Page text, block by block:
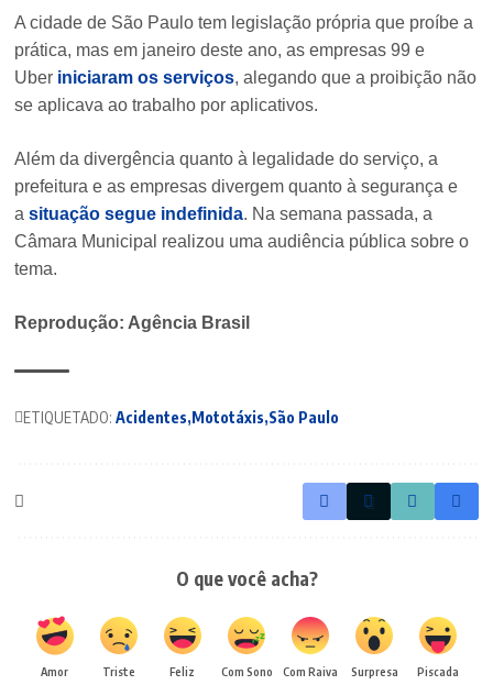
A cidade de São Paulo tem legislação própria que proíbe a
prática, mas em janeiro deste ano, as empresas 99 e
Uber iniciaram os serviços, alegando que a proibição não
se aplicava ao trabalho por aplicativos.
Além da divergência quanto à legalidade do serviço, a
prefeitura e as empresas divergem quanto à segurança e
asituação segue indefinida. Na semana passada, a
Câmara Municipal realizou uma audiência pública sobre o
tema.
Reprodução: Agência Brasil
ETIQUETADO: Acidentes Mototáxis São Paulo
O que você acha?
Amor Triste Feliz Com Sono Com Raiva Surpresa Piscada